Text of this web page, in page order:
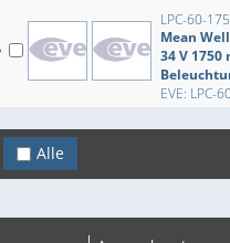
LPC-60-
Mean
34 V 1750
EVE: LPC-
Alle